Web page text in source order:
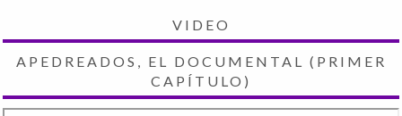
VIDEO
APEDREADOS, EL DOCUMENTAL (PRIMER
CAPÍTULO)